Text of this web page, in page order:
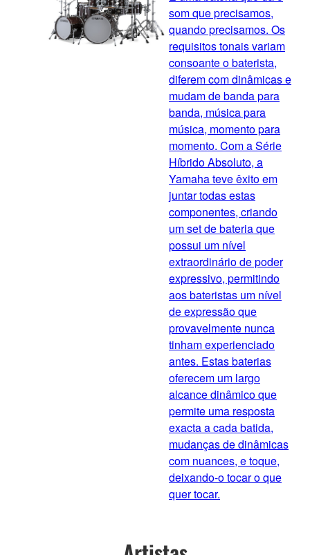
som que precisamos,
quando precisamos. Os
requisitos tonais variam
consoante o baterista,
diferem com dinâmicas e
mudam de banda para
banda, música para
música, momento para
momento. Com a Série
Híbrido Absoluto, a
Yamaha teve êxito em
juntar todas estas
componentes, criando
um set de bateria que
possui um nível
extraordinário de poder
expressivo, permitindo
aos bateristas um nível
de expressão que
provavelmente nunca
tinham experienciado
antes. Estas baterias
oferecem um largo
alcance dinâmico que
permite uma resposta
exacta a cada batida,
mudanças de dinâmicas
com nuances, e toque,
deixando-o tocar o que
quer tocar.